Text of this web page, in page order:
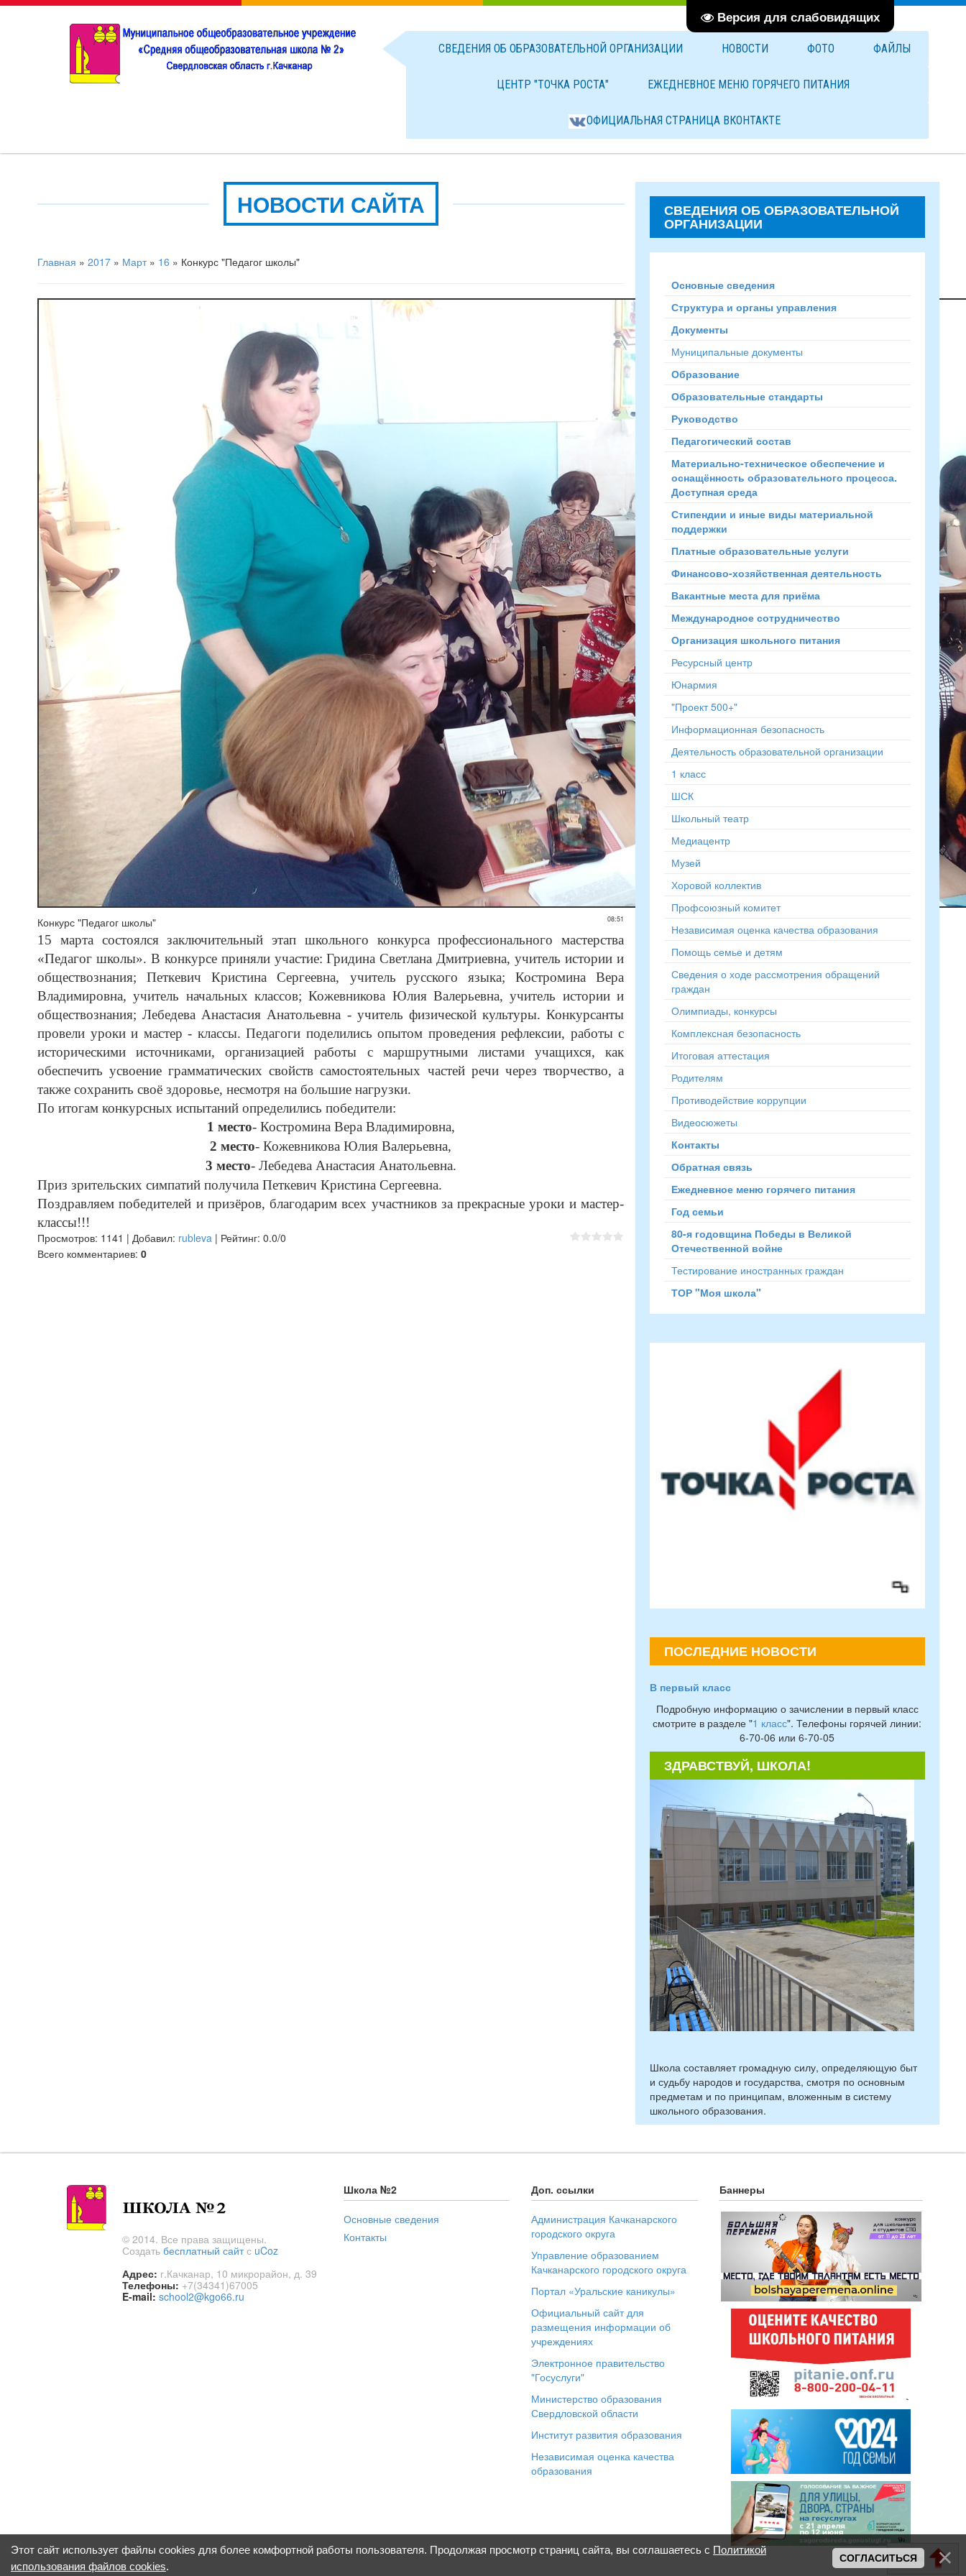
Версия для слабовидящих
СВЕДЕНИЯ ОБ ОБРАЗОВАТЕЛЬНОЙ ОРГАНИЗАЦИИ НОВОСТИ ФОТО ФАЙЛЫ
ЦЕНТР "ТОЧКА РОСТА" ЕЖЕДНЕВНОЕ МЕНЮ ГОРЯЧЕГО ПИТАНИЯ
ОФИЦИАЛЬНАЯ СТРАНИЦА ВКОНТАКТЕ
НОВОСТИ САЙТА
Главная » 2017 » Март » 16 » Конкурс "Педагог школы"
08:51
Конкурс "Педагог школы"
15 марта состоялся заключительный этап школьного конкурса профессионального мастерства
«Педагог школы». В конкурсе приняли участие: Гридина Светлана Дмитриевна, учитель истории и
обществознания; Петкевич Кристина Сергеевна, учитель русского языка; Костромина Вера
Владимировна, учитель начальных классов; Кожевникова Юлия Валерьевна, учитель истории и
обществознания; Лебедева Анастасия Анатольевна - учитель физической культуры. Конкурсанты
провели уроки и мастер - классы. Педагоги поделились опытом проведения рефлексии, работы с
историческими источниками, организацией работы с маршрутными листами учащихся, как
обеспечитьусвоение грамматических свойств самостоятельных частей речи через творчество, а
также сохранить своё здоровье, несмотря на большие нагрузки.
По итогам конкурсных испытаний определились победители:
1 место- Костромина Вера Владимировна,
2 место- Кожевникова Юлия Валерьевна,
3 место- Лебедева Анастасия Анатольевна.
Приз зрительских симпатий получила Петкевич Кристина Сергеевна.
Поздравляем победителей и призёров, благодарим всех участников за прекрасные уроки и мастер-
классы!!!
Просмотров: 1141 | Добавил: rubleva | Рейтинг: 0.0/0
Всего комментариев: 0
СВЕДЕНИЯ ОБ ОБРАЗОВАТЕЛЬНОЙ
ОРГАНИЗАЦИИ
Основные сведения
Структура и органы управления
Документы
Муниципальные документы
Образование
Образовательные стандарты
Руководство
Педагогический состав
Материально-техническое обеспечение и
оснащённость образовательного процесса.
Доступная среда
Стипендии и иные виды материальной
поддержки
Платные образовательные услуги
Финансово-хозяйственная деятельность
Вакантные места для приёма
Международное сотрудничество
Организация школьного питания
Ресурсный центр
Юнармия
"Проект 500+"
Информационная безопасность
Деятельность образовательной организации
1 класс
ШСК
Школьный театр
Медиацентр
Музей
Хоровой коллектив
Профсоюзный комитет
Независимая оценка качества образования
Помощь семье и детям
Сведения о ходе рассмотрения обращений
граждан
Олимпиады, конкурсы
Комплексная безопасность
Итоговая аттестация
Родителям
Противодействие коррупции
Видеосюжеты
Контакты
Обратная связь
Ежедневное меню горячего питания
Год семьи
80-я годовщина Победы в Великой
Отечественной войне
Тестирование иностранных граждан
ТОР "Моя школа"
ПОСЛЕДНИЕ НОВОСТИ
В первый класс
Подробную информацию о зачислении в первый класс
смотрите в разделе "1 класс". Телефоны горячей линии:
6-70-06 или 6-70-05
ЗДРАВСТВУЙ, ШКОЛА!
Школа составляет громадную силу, определяющую быт
и судьбу народов и государства, смотря по основным
предметам и по принципам, вложенным в систему
школьного образования.
© 2014. Все права защищены.
Создать бесплатный сайтс uCoz
Адрес: г.Качканар, 10 микрорайон, д. 39
Телефоны: +7(34341)67005
E-mail: school2@kgo66.ru
Школа №2
Основные сведения
Контакты
Доп. ссылки
Администрация Качканарского
городского округа
Управление образованием
Качканарского городского округа
Портал «Уральские каникулы»
Официальный сайт для
размещения информации об
учреждениях
Электронное правительство
"Госуслуги"
Министерство образования
Свердловской области
Институт развития образования
Независимая оценка качества
образования
Баннеры
Вверх
Этот сайт использует файлы cookies для более комфортной работы пользователя. Продолжая просмотр страниц сайта, вы соглашаетесь с Политикой
использования файлов cookies.
СОГЛАСИТЬСЯ